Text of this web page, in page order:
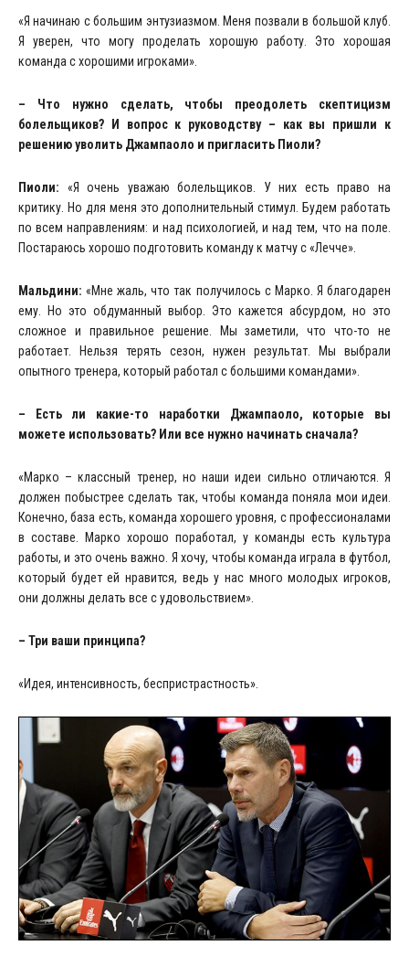
«Я начинаю с большим энтузиазмом. Меня позвали в большой клуб.
Я уверен, что могу проделать хорошую работу. Это хорошая
команда с хорошими игроками».
– Что нужно сделать, чтобы преодолеть скептицизм
болельщиков? И вопрос к руководству – как вы пришли к
решению уволить Джампаоло и пригласить Пиоли?
Пиоли: «Я очень уважаю болельщиков. У них есть право на
критику. Но для меня это дополнительный стимул. Будем работать
по всем направлениям: и над психологией, и над тем, что на поле.
Постараюсь хорошо подготовить команду к матчу с «Лечче».
Мальдини: «Мне жаль, что так получилось с Марко. Я благодарен
ему. Но это обдуманный выбор. Это кажется абсурдом, но это
сложное и правильное решение. Мы заметили, что что-то не
работает. Нельзя терять сезон, нужен результат. Мы выбрали
опытного тренера, который работал с большими командами».
– Есть ли какие-то наработки Джампаоло, которые вы
можете использовать? Или все нужно начинать сначала?
«Марко – классный тренер, но наши идеи сильно отличаются. Я
должен побыстрее сделать так, чтобы команда поняла мои идеи.
Конечно, база есть, команда хорошего уровня, с профессионалами
в составе. Марко хорошо поработал, у команды есть культура
работы, и это очень важно. Я хочу, чтобы команда играла в футбол,
который будет ей нравится, ведь у нас много молодых игроков,
они должны делать все с удовольствием».
– Три ваши принципа?
«Идея, интенсивность, беспристрастность».